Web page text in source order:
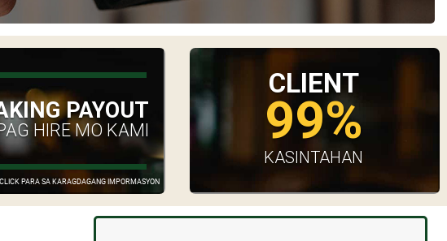
CLICK PARA SA KARAGDAGANG IMPORMASYON
PAYOUT
HIRE MO KAMI
CLIENT
99%
KASINTAHAN